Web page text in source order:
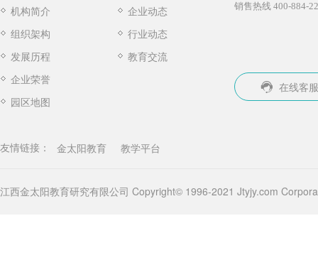
机构简介
组织架构
发展历程
企业荣誉
园区地图
企业动态
行业动态
教育交流
销售热线 400-884-
在线客服
友情链接： 金太阳教育 教学平台
江西金太阳教育研究有限公司 Copyright© 1996-2021 Jtyjy.com